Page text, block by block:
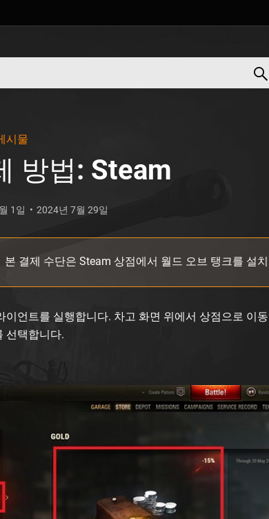
시물
방법: Steam
1일 2024년 7월 29일
본 결제 수단은 Steam 상점에서 월드 오브 탱크를 설
이언트를 실행합니다. 차고 화면 위에서 상점으로 이
선택합니다.